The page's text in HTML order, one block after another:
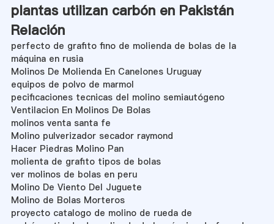
plantas utilizan carbón en Pakistán
Relación
perfecto de grafito fino de molienda de bolas de la
máquina en rusia
Molinos De Molienda En Canelones Uruguay
equipos de polvo de marmol
pecificaciones tecnicas del molino semiautógeno
Ventilacion En Molinos De Bolas
molinos venta santa fe
Molino pulverizador secador raymond
Hacer Piedras Molino Pan
molienta de grafito tipos de bolas
ver molinos de bolas en peru
Molino De Viento Del Juguete
Molino de Bolas Morteros
proyecto catalogo de molino de rueda de